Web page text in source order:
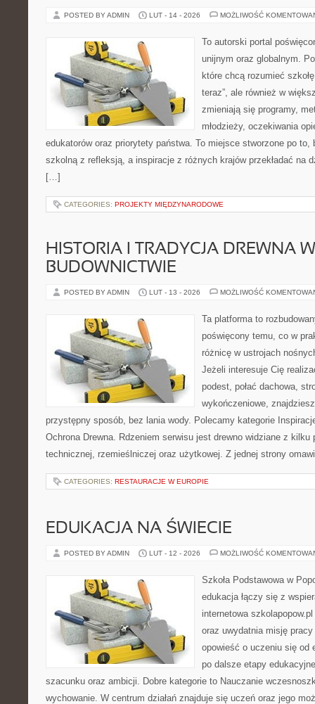
POSTED BY ADMIN LUT - 14 - 2026 MOŻLIWOŚĆ
To autorski portal
unijnym oraz globalnym.
które chcą rozumieć
teraz”, ale również w
zmieniają się programy,
młodzieży, oczekiwania
edukatorów oraz priorytety państwa. To miejsce stworzone po to,
szkolną z refleksją, a inspiracje z różnych krajów przekładać na
[…]
CATEGORIES: PROJEKTY MIĘDZYNARODOWE
HISTORIA I TRADYCJA DREWNA W
BUDOWNICTWIE
POSTED BY ADMIN LUT - 13 - 2026 MOŻLIWOŚĆ
Ta platforma to
poświęcony temu, co w
różnicę w ustrojach
Jeżeli interesuje Cię
podest, połać dachowa,
wykończeniowe,
przystępny sposób, bez lania wody. Polecamy kategorie
Ochrona Drewna. Rdzeniem serwisu jest drewno widziane z kilku
technicznej, rzemieślniczej oraz użytkowej. Z jednej strony
CATEGORIES: RESTAURACJE W EUROPIE
EDUKACJA NA ŚWIECIE
POSTED BY ADMIN LUT - 12 - 2026 MOŻLIWOŚĆ
Szkoła Podstawowa w
edukacja łączy się z
internetowa
oraz uwydatnia misję
opowieść o uczeniu się od
po dalsze etapy
szacunku oraz ambicji. Dobre kategorie to Nauczanie
wychowanie. W centrum działań znajduje się uczeń oraz jego